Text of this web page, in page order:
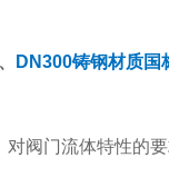
DN300铸钢材质国
对阀门流体特性的